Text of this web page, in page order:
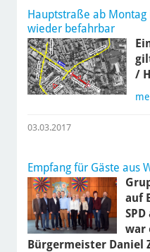
Hauptstraße ab
wieder befahrbar
/
03.03.2017
Empfang für Gäste aus
auf
war
Bürgermeister Daniel